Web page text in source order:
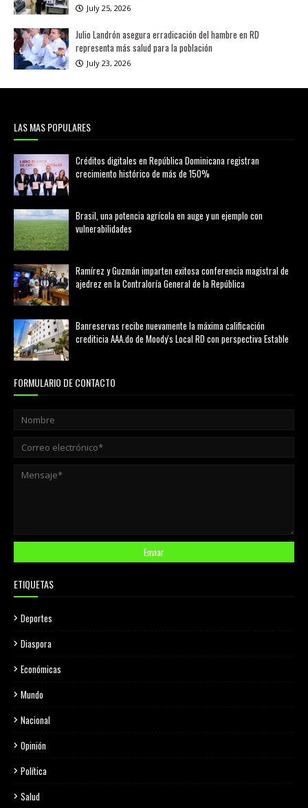
July 25, 2026
Julio Landrón asegura erradicación del hambre en RD
representa más salud para la población
July 23, 2026
LAS MAS POPULARES
Créditos digitales en República Dominicana registran
crecimiento histórico de más de 150%
Brasil, una potencia agrícola en auge y un ejemplo con
vulnerabilidades
Ramírez y Guzmán imparten exitosa conferencia magistral de
ajedrez en la Contraloría General de la República
Banreservas recibe nuevamente la máxima calificación
crediticia AAA.do de Moody's Local RD con perspectiva Estable
FORMULARIO DE CONTACTO
ETIQUETAS
Deportes
Diaspora
Económicas
Mundo
Nacional
Opinión
Política
Salud